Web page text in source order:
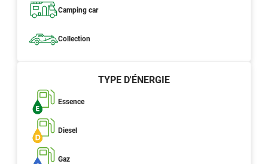
Camping car
Collection
TYPE D'ÉNERGIE
Essence
Diesel
Gaz